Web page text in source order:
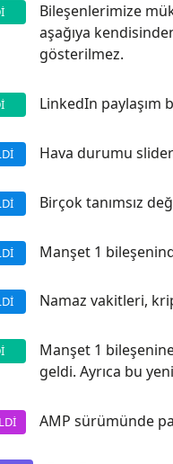
Bileşenlerimize
aşağıya
gösterilmez.
LinkedIn paylaşım
Hava durumu
Birçok tanımsız
Manşet 1
Namaz vakitleri,
Manşet 1
geldi. Ayrıca bu
AMP sürümünde